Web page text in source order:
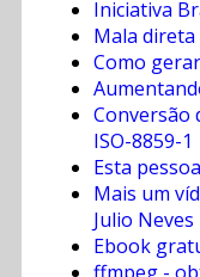
Iniciativa
Mala
Como
Conversão
ISO-8859-1
Esta
Mais um
Julio Neves
Ebook